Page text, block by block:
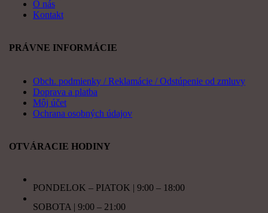
O nás
Kontakt
PRÁVNE INFORMÁCIE
Obch. podmienky / Reklamácie / Odstúpenie od zmluvy
Doprava a platba
Môj účet
Ochrana osobných údajov
OTVÁRACIE HODINY
PONDELOK – PIATOK | 9:00 – 18:00
SOBOTA | 9:00 – 21:00